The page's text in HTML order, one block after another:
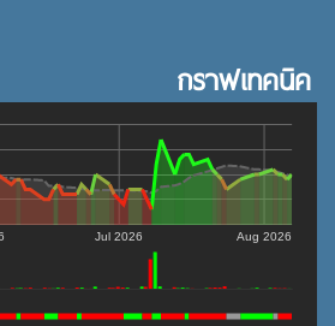
กราฟเทคนิค
Jul 2026 Aug 2026